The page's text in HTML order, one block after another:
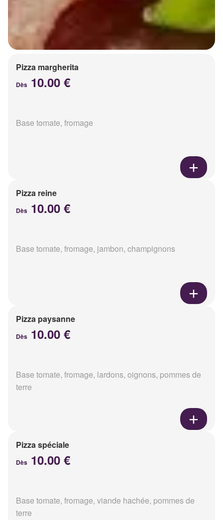
Pizza margherita
Dès 10.00 €
Base tomate, fromage
Pizza reine
Dès 10.00 €
Base tomate, fromage, jambon, champignons
Pizza paysanne
Dès 10.00 €
Base tomate, fromage, lardons, oignons, pommes de
terre
Pizza spéciale
Dès 10.00 €
Base tomate, fromage, viande hachée, pommes de
terre